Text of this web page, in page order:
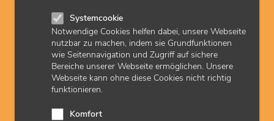
Systemcookie
Notwendige Cookies helfen dabei, unsere Webseite
nutzbar zu machen, indem sie Grundfunktionen
wie Seitennavigation und Zugriff auf sichere
Bereiche unserer Webseite ermöglichen. Unsere
Webseite kann ohne diese Cookies nicht richtig
funktionieren.
Komfort
Welche rechtlichen Grundlagen sind maßgebend?
zuletzt aktualisiert am: 16.10.2025
Downloads
Antrag Neuropsychologie | pdf | 600 KB